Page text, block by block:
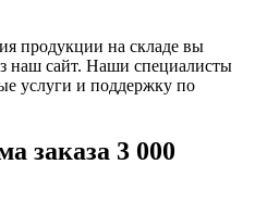
продукции на складе вы
наш сайт. Наши специалисты
услуги и поддержку по
заказа 3 000